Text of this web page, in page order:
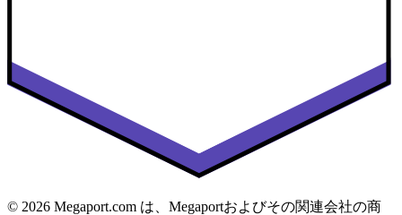
© 2026 Megaport.com は、Megaportおよびその関連会社の商